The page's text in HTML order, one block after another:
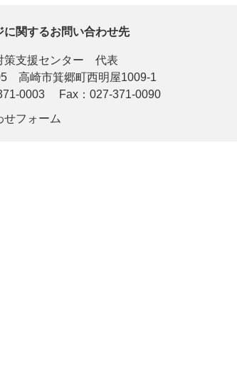
に関するお問い合わせ先
策支援センター
代表
高崎市箕郷町西明屋1009-1
0003
Fax：027-371-0090
せフォーム